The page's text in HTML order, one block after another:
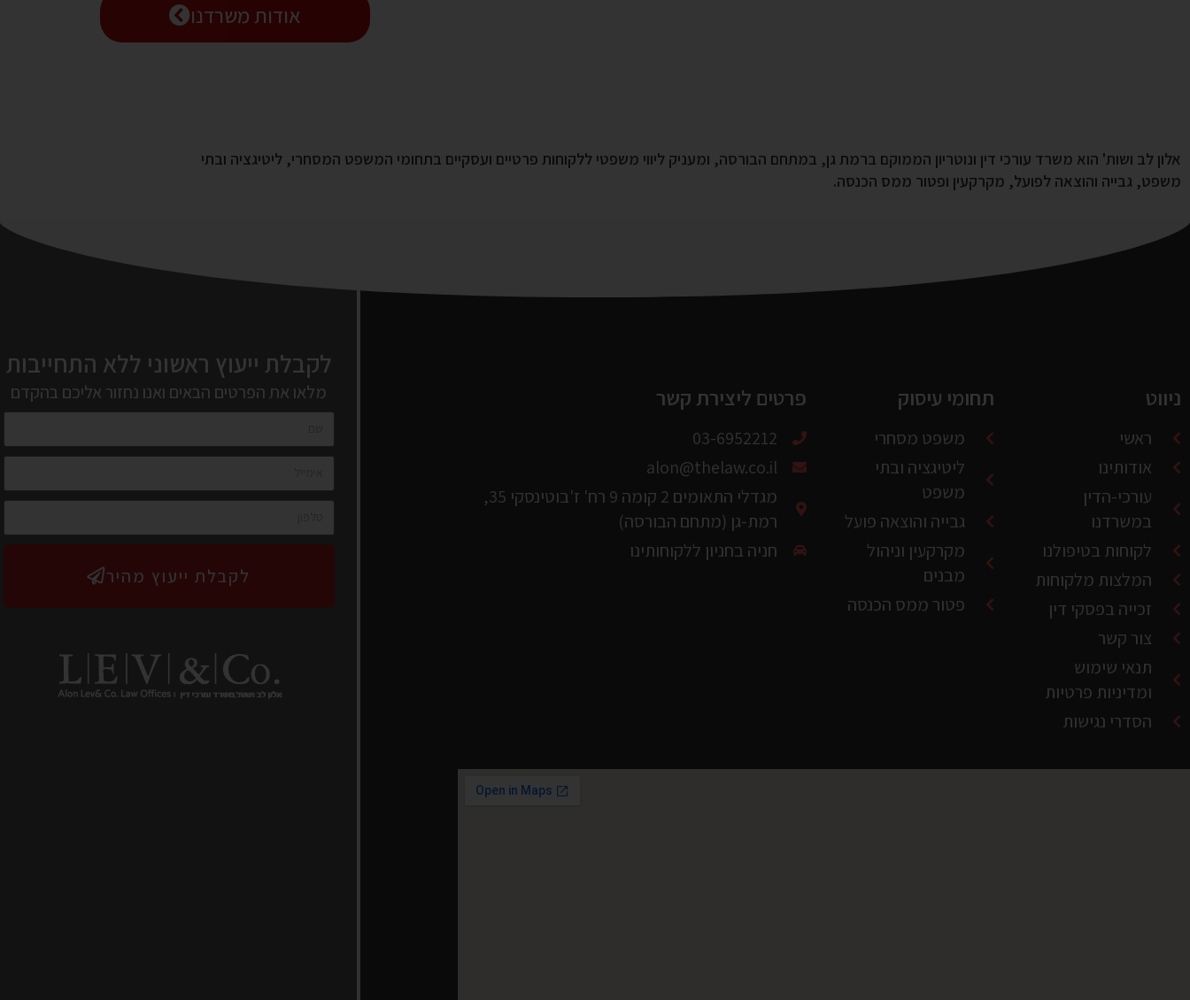
אודות משרדנו
אלון לב ושות' הוא משרד עורכי דין ונוטריון הממוקם ברמת גן, במתחם הבורסה, ומעניק ליווי משפטי ללקוחות פרטיים ועסקיים בתחומי המשפט המסחרי, ליטיגציה ובתי
משפט, גבייה והוצאה לפועל, מקרקעין ופטור ממס הכנסה.
ניווט
ראשי
אודותינו
עורכי-הדין
במשרדנו
לקוחות בטיפולנו
המלצות מלקוחות
זכייה בפסקי דין
צור קשר
תנאי שימוש
ומדיניות פרטיות
הסדרי נגישות
תחומי עיסוק
משפט מסחרי
ליטיגציה ובתי
משפט
גבייה והוצאה פועל
מקרקעין וניהול
מבנים
פטור ממס הכנסה
פרטים ליצירת קשר
03-6952212
alon@thelaw.co.il
מגדלי התאומים 2 קומה 9 רח' ז'בוטינסקי 35,
רמת-גן (מתחם הבורסה)
חניה בחניון ללקוחותינו
לקבלת ייעוץ ראשוני ללא התחייבות
מלאו את הפרטים הבאים ואנו נחזור אליכם בהקדם
לקבלת ייעוץ מהיר